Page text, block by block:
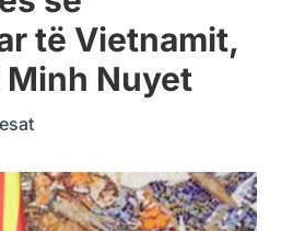
të Vietnamit,
Nuyet